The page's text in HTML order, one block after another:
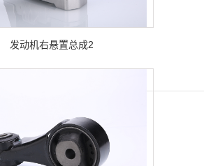
发动机右悬置总成2